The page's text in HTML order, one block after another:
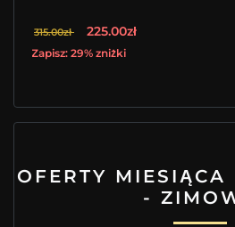
315.00zł 225.00zł
Zapisz: 29% zniżki
OFERTY MIESIĄCA
-